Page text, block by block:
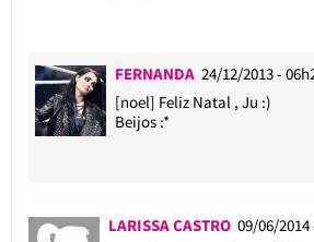
FERNANDA24/12/2013 -
[noel] Feliz Natal , Ju :)
Beijos :*
LARISSA CASTRO 09/06/2014